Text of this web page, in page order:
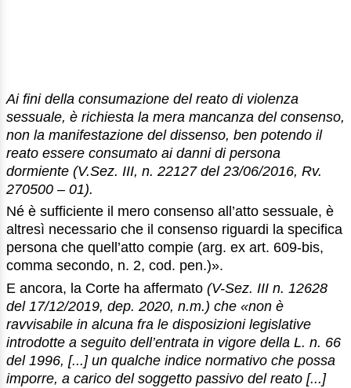
Ai fini della consumazione del reato di violenza
sessuale, è richiesta la mera mancanza del consenso,
non la manifestazione del dissenso, ben potendo il
reato essere consumato ai danni di persona
dormiente (V.Sez. III, n. 22127 del 23/06/2016, Rv.
270500 – 01).
Né è sufficiente il mero consenso all’atto sessuale, è
altresì necessario che il consenso riguardi la specifica
persona che quell’atto compie (arg. ex art. 609-bis,
comma secondo, n. 2, cod. pen.)».
E ancora, la Corte ha affermato (V-Sez. III n. 12628
del 17/12/2019, dep. 2020, n.m.) che «non è
ravvisabile in alcuna fra le disposizioni legislative
introdotte a seguito dell’entrata in vigore della L. n. 66
del 1996, [...] un qualche indice normativo che possa
imporre, a carico del soggetto passivo del reato [...]